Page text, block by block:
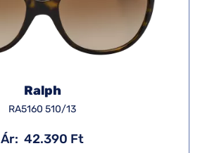
Ralph
RA5160 510/13
Ár: 42.390 Ft